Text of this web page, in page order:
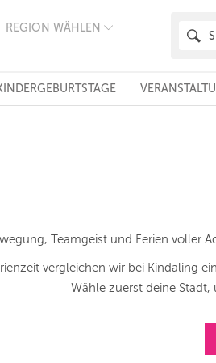
REGION WÄHLEN
FRANKFURT
KÖLN
ZÜRICH
ANDERE
REGIONEN
Teamgeist und Ferien voller
vergleichen wir bei Kindaling
Wähle zuerst deine